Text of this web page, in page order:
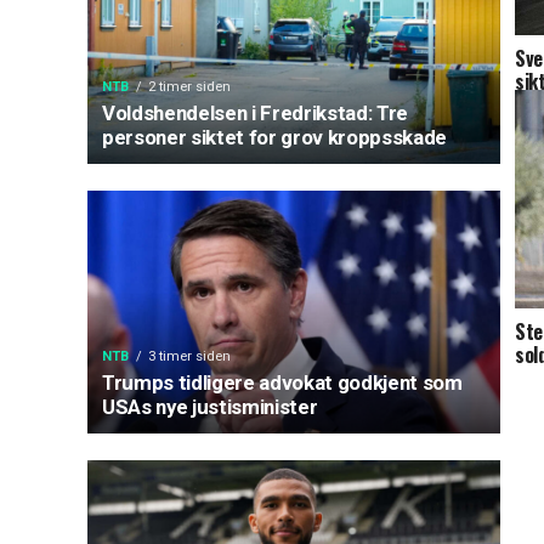
NTB 2 timer siden
Voldshendelsen i Fredrikstad: Tre
personer siktet for grov kroppsskade
NTB 3 timer siden
Trumps tidligere advokat godkjent som
USAs nye justisminister